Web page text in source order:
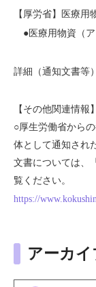
【厚労省】医療用
●医療用物資（ア
詳細（通知文書等
【その他関連情報】
○厚生労働省から
体として通知され
文書については、
覧ください。
https://
アーカイ